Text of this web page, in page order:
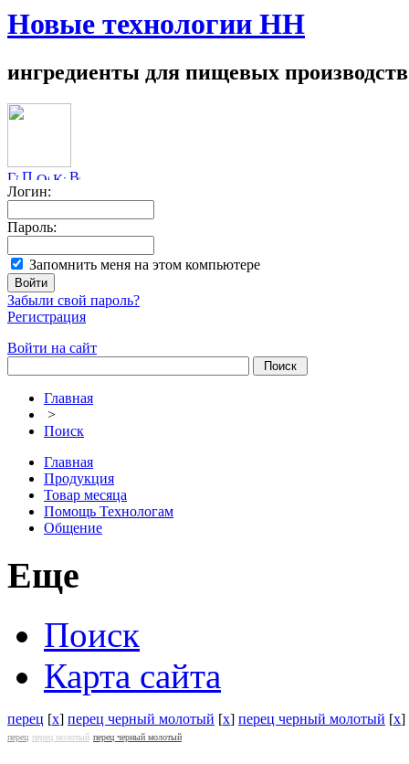
Новые технологии НН
ингредиенты для пищевых производств
Логин:
Пароль:
Запомнить меня на этом компьютере
Забыли свой пароль?
Регистрация
Войти на сайт
Главная
>
Поиск
Главная
Продукция
Товар месяца
Помощь Технологам
Общение
Еще
Поиск
Карта сайта
перец [x] перец черный молотый [x] перец черный молотый [x]
перец перец молотый перец черный молотый